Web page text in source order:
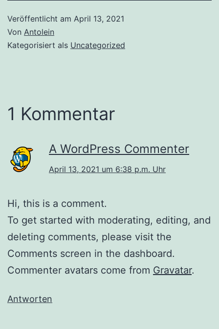
Veröffentlicht am April 13, 2021
Von Antolein
Kategorisiert als Uncategorized
1 Kommentar
A WordPress Commenter
April 13, 2021 um 6:38 p.m. Uhr
Hi, this is a comment.
To get started with moderating, editing, and
deleting comments, please visit the
Comments screen in the dashboard.
Commenter avatars come from Gravatar.
Antworten